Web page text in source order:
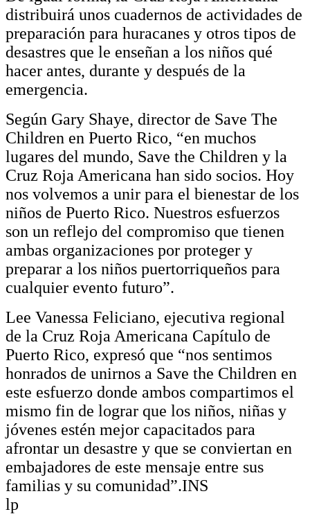
distribuirá unos cuadernos de actividades de
preparación para huracanes y otros tipos de
desastres que le enseñan a los niños qué
hacer antes, durante y después de la
emergencia.
Según Gary Shaye, director de Save The
Children en Puerto Rico, “en muchos
lugares del mundo, Save the Children y la
Cruz Roja Americana han sido socios. Hoy
nos volvemos a unir para el bienestar de los
niños de Puerto Rico. Nuestros esfuerzos
son un reflejo del compromiso que tienen
ambas organizaciones por proteger y
preparar a los niños puertorriqueños para
cualquier evento futuro”.
Lee Vanessa Feliciano, ejecutiva regional
de la Cruz Roja Americana Capítulo de
Puerto Rico, expresó que “nos sentimos
honrados de unirnos a Save the Children en
este esfuerzo donde ambos compartimos el
mismo fin de lograr que los niños, niñas y
jóvenes estén mejor capacitados para
afrontar un desastre y que se conviertan en
embajadores de este mensaje entre sus
familias y su comunidad”.INS
lp